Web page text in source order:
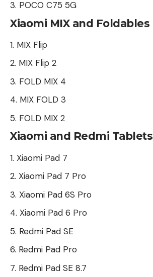
POCO C75 5G
Xiaomi MIX and Foldables
MIX Flip
MIX Flip 2
FOLD MIX 4
MIX FOLD 3
FOLD MIX 2
Xiaomi and Redmi Tablets
Xiaomi Pad 7
Xiaomi Pad 7 Pro
Xiaomi Pad 6S Pro
Xiaomi Pad 6 Pro
Redmi Pad SE
Redmi Pad Pro
Redmi Pad SE 8.7